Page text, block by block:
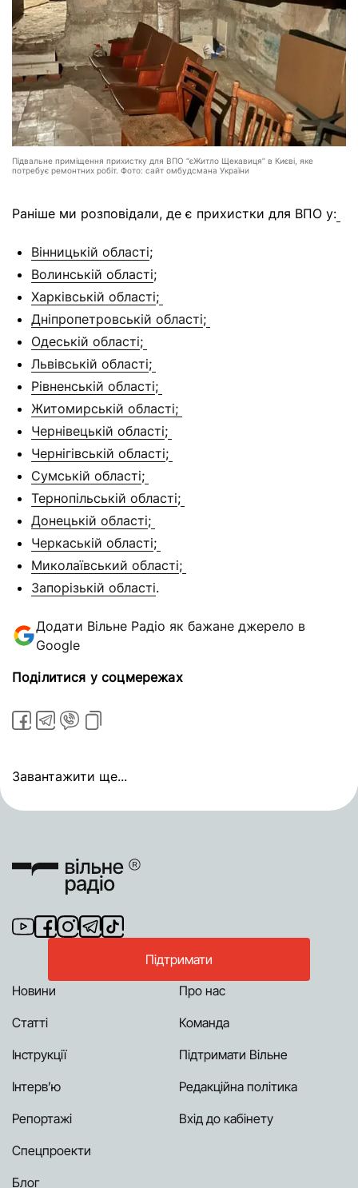
Підвальне приміщення прихистку для ВПО “єЖитло Щекавиця” в Києві, яке
потребує ремонтних робіт. Фото: сайт омбудсмана України
Раніше ми розповідали, де є прихистки для ВПО у:
Вінницькій області;
Волинській області;
Харківській області;
Дніпропетровській області;
Одеській області;
Львівській області;
Рівненській області;
Житомирській області;
Чернівецькій області;
Чернігівській області;
Сумській області;
Тернопільській області;
Донецькій області;
Черкаській області;
Миколаївський області;
Запорізькій області.
Додати Вільне Радіо як бажане джерело в
Google
Поділитися у соцмережах
Завантажити ще...
Підтримати
Новини
Статті
Інструкції
Інтерв’ю
Репортажі
Спецпроекти
Блог
Про нас
Команда
Підтримати Вільне
Редакційна політика
Вхід до кабінету